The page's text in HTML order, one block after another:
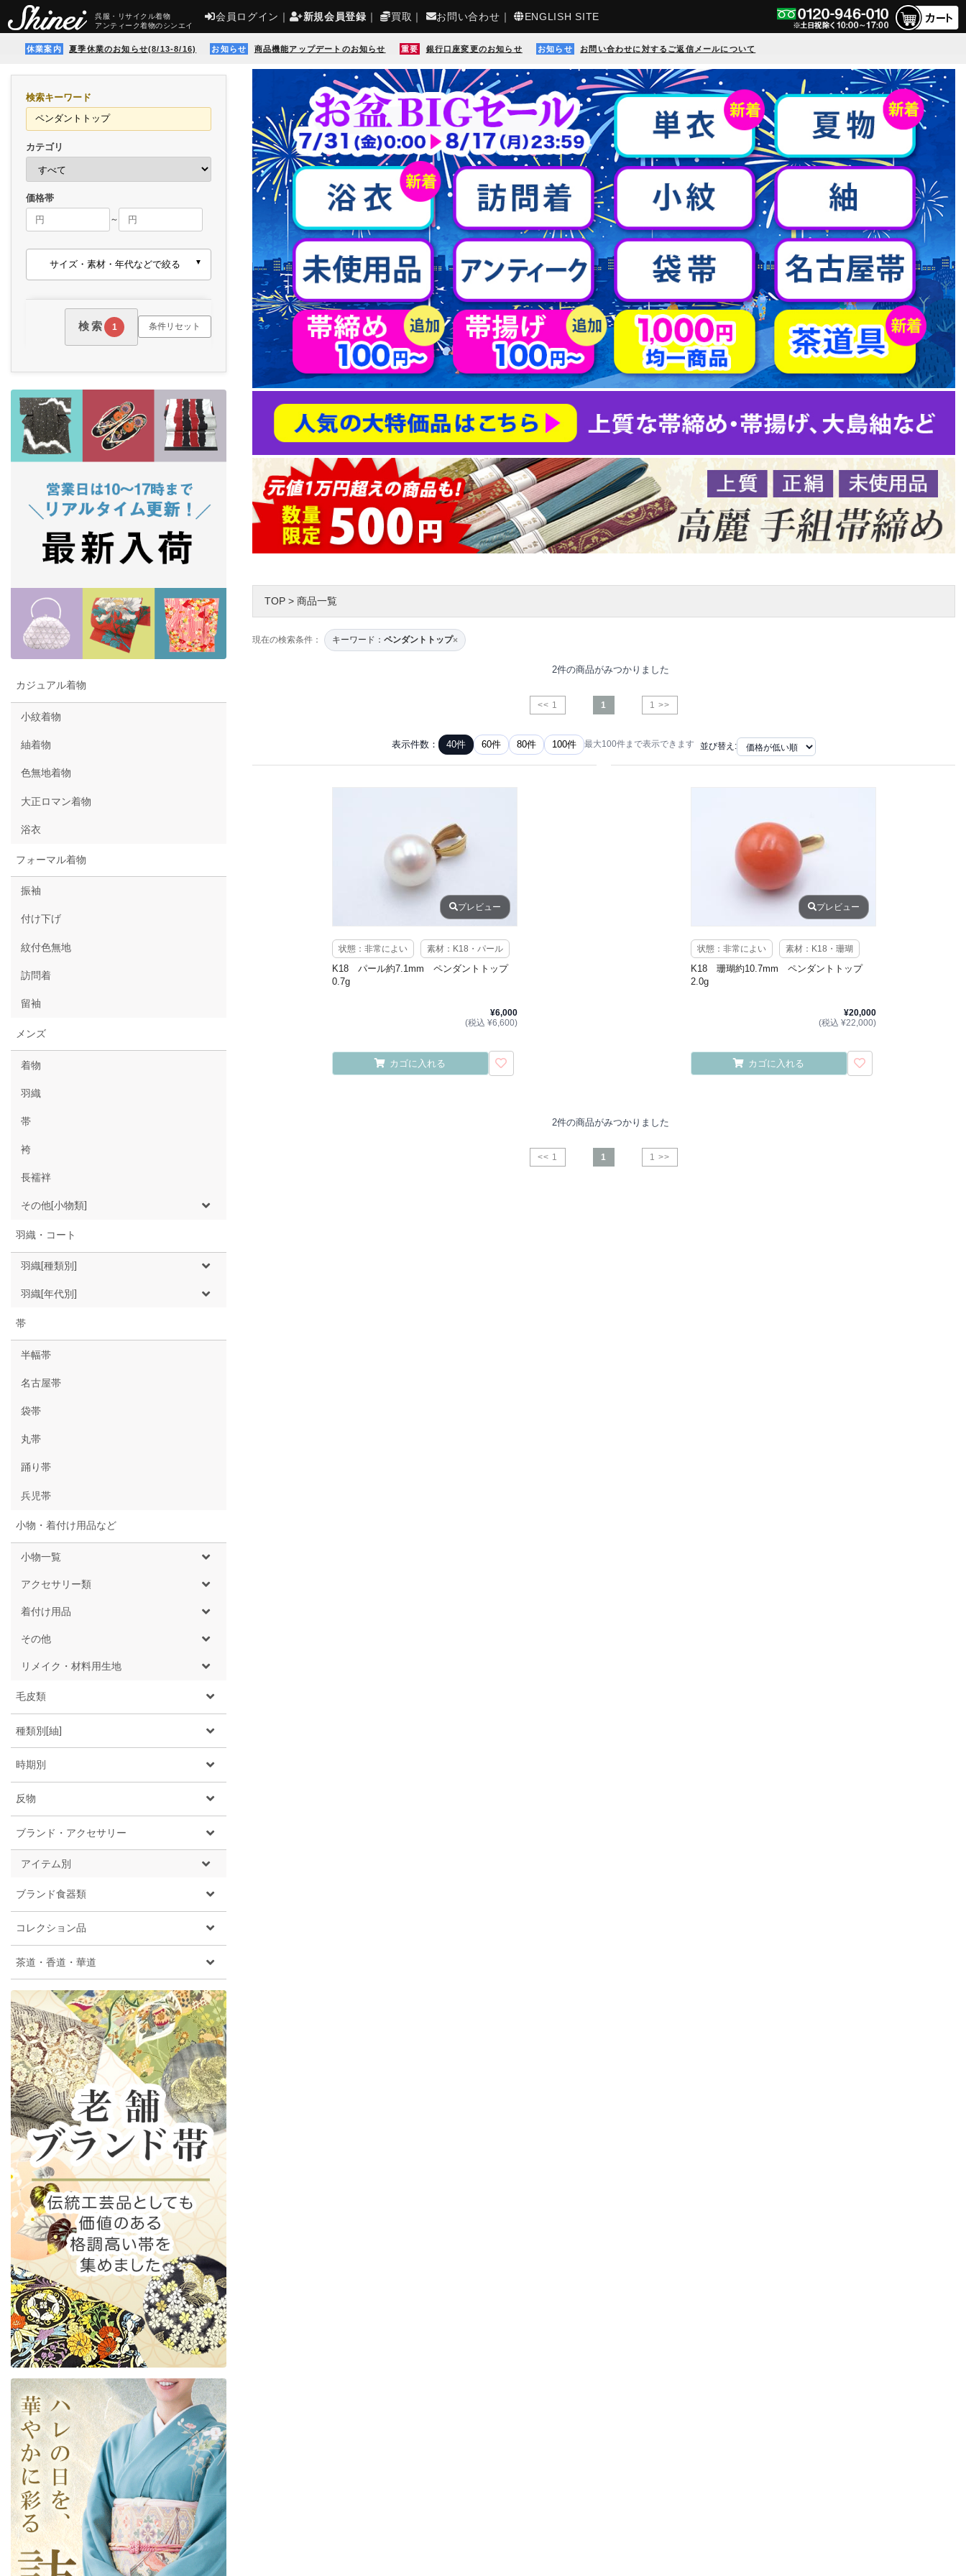
呉服・リサイクル着物
アンティーク着物のシンエイ
会員ログイン ｜ 新規会員登録 ｜ 買取 ｜ お問い合わせ ｜ ENGLISH SITE
休業案内 夏季休業のお知らせ(8/13-8/16) お知らせ 商品機能アップデートのお知らせ 重要 銀行口座変更のお知らせ お知らせ お問い合わせに対するご返信メールについて
検索キーワード
カテゴリ
価格帯
～
サイズ・素材・年代などで絞る
検索 1 条件リセット
カジュアル着物
小紋着物
紬着物
色無地着物
大正ロマン着物
浴衣
フォーマル着物
振袖
付け下げ
紋付色無地
訪問着
留袖
メンズ
着物
羽織
帯
袴
長襦袢
その他[小物類]
羽織・コート
羽織[種類別]
羽織[年代別]
帯
半幅帯
名古屋帯
袋帯
丸帯
踊り帯
兵児帯
小物・着付け用品など
小物一覧
アクセサリー類
着付け用品
その他
リメイク・材料用生地
毛皮類
種類別[紬]
時期別
反物
ブランド・アクセサリー
アイテム別
ブランド食器類
コレクション品
茶道・香道・華道
TOP > 商品一覧
現在の検索条件： キーワード： ペンダントトップ×
2件の商品がみつかりました
<< 1 1 1 >>
表示件数： 40件 60件 80件 100件 最大100件まで表示できます 並び替え:
プレビュー
状態：非常によい 素材：K18・パール
K18 パール約7.1mm ペンダントトップ
0.7g
¥6,000
(税込 ¥6,600)
カゴに入れる
プレビュー
状態：非常によい 素材：K18・珊瑚
K18 珊瑚約10.7mm ペンダントトップ
2.0g
¥20,000
(税込 ¥22,000)
カゴに入れる
2件の商品がみつかりました
<< 1 1 1 >>